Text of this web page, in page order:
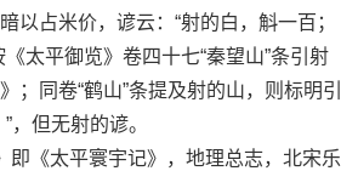
以占米价，谚云：“射的白，斛一百；
太平御览》卷四十七“秦望山”条引射
；同卷“鹤山”条提及射的山，则标明引
，但无射的谚。
《太平寰宇记》，地理总志，北宋乐